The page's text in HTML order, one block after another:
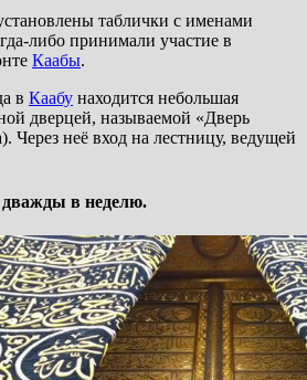
таблички с именами
либо принимали участие в
Каабы.
в Каабу находится небольшая
дверцей, называемой «Дверь
Через неё вход на лестницу, ведущей
в неделю.